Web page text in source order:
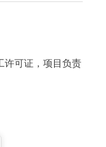
许可证，项目负责